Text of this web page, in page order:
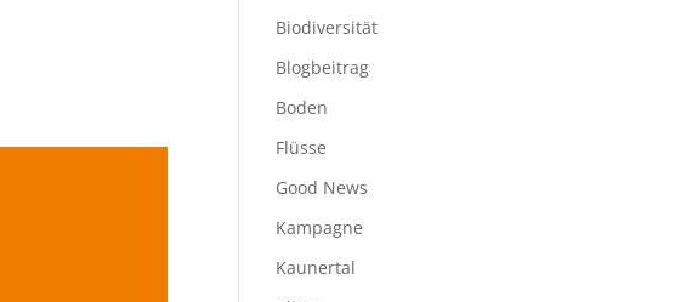
Biodiversität
Blogbeitrag
Boden
Flüsse
Good News
Kampagne
Kaunertal